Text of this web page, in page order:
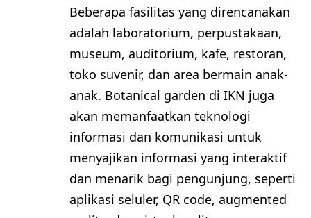
Beberapa fasilitas yang direncanakan
adalah laboratorium, perpustakaan,
museum, auditorium, kafe, restoran,
toko suvenir, dan area bermain anak-
anak. Botanical garden di IKN juga
akan memanfaatkan teknologi
informasi dan komunikasi untuk
menyajikan informasi yang interaktif
dan menarik bagi pengunjung, seperti
aplikasi seluler, QR code, augmented